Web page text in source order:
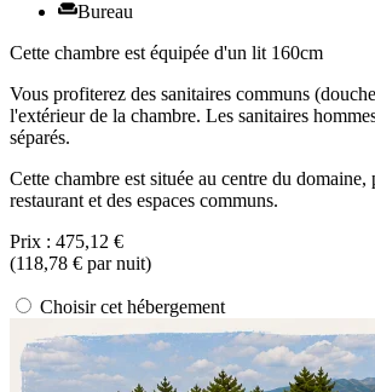
Bureau
Cette chambre est équipée d'un lit 160cm
Vous profiterez des sanitaires communs
l'extérieur de la chambre. Les sanitaires
séparés.
Cette chambre est située au centre du domaine,
restaurant et des espaces communs.
Prix : 475,12 €
(118,78 € par nuit)
Choisir cet hébergement